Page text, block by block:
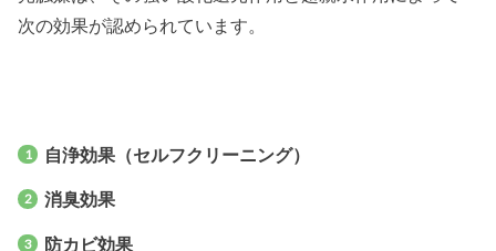
次の効果が認められています。
自浄効果（セルフクリーニング）
消臭効果
防カビ効果